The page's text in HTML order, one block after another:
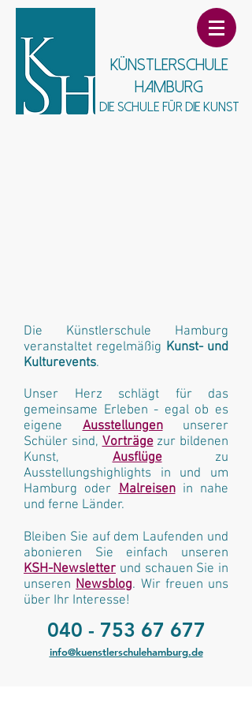
Künstlerschule
Hamburg
Die Schule für die Kunst
Die Künstlerschule Hamburg
veranstaltet regelmäßig Kunst- und
Kulturevents.
Unser Herz schlägt für das
gemeinsame Erleben - egal ob es
eigeneAusstellungenunserer
Schüler sind,Vorträgezur bildenen
Kunst,Ausflügezu
Ausstellungshighlights in und um
Hamburg oderMalreisenin nahe
und ferne Länder.
Bleiben Sie auf dem Laufenden und
abonieren Sie einfach unseren
KSH-Newsletter und schauen Sie in
unserenNewsblog. Wir freuen uns
über Ihr Interesse!
040 - 753 67 677
info@kuenstlerschulehamburg.de